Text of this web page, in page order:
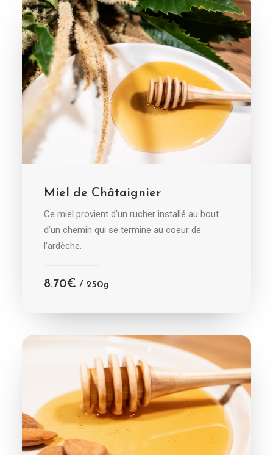
Miel de Châtaignier
Ce miel provient d’un rucher installé au bout
d’un chemin qui se termine au coeur de
l'ardèche.
8.70€ / 250g